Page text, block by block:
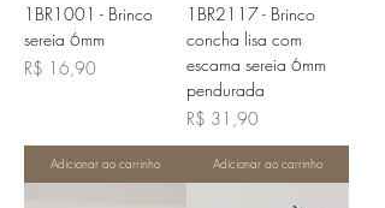
1BR1001 - Brinco
sereia 6mm
Preço
R$ 16,90
Adicionar ao carrinho
1BR2117 - Brinco
concha lisa com
escama sereia 6mm
pendurada
Preço
R$ 31,90
Adicionar ao carrinho